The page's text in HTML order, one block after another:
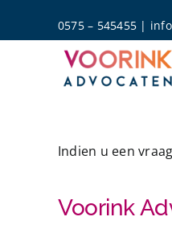
0575 – 545455 |
Indien u een
Voorink